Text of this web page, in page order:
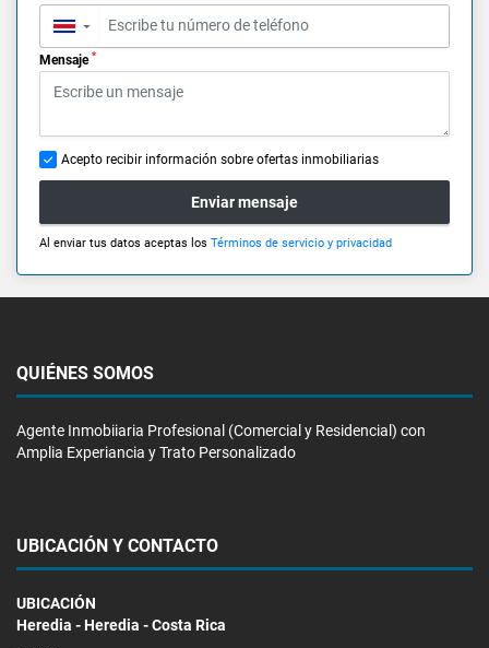
▼
Mensaje *
Acepto recibir información sobre ofertas inmobiliarias
Enviar mensaje
Al enviar tus datos aceptas los Términos de servicio y privacidad
QUIÉNES SOMOS
Agente Inmobiiaria Profesional (Comercial y Residencial) con
Amplia Experiancia y Trato Personalizado
UBICACIÓN Y CONTACTO
UBICACIÓN
Heredia - Heredia - Costa Rica